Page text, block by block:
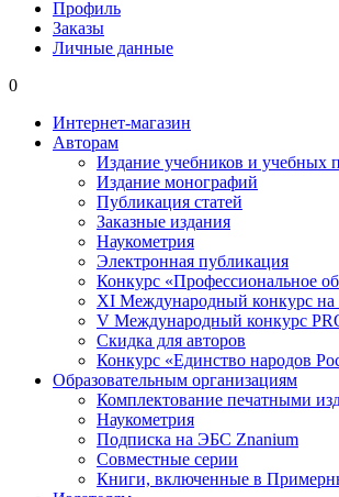
Профиль
Заказы
Личные данные
0
Интернет-магазин
Авторам
Издание учебников и учебных
Издание монографий
Публикация статей
Заказные издания
Наукометрия
Электронная публикация
Конкурс «Профессиональное
XI Международный конкурс
V Международный конкурс
Скидка для авторов
Конкурс «Единство народов
Образовательным организациям
Комплектование печатными
Наукометрия
Подписка на ЭБС Znanium
Совместные серии
Книги, включенные в